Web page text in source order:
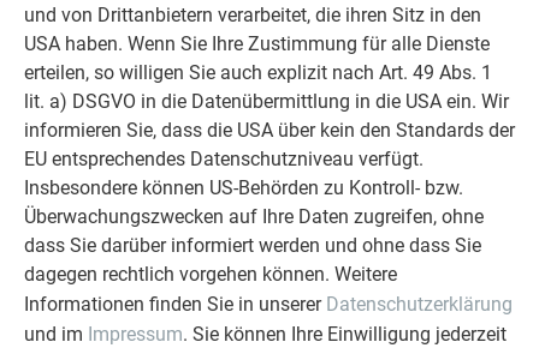
und von Drittanbietern verarbeitet, die ihren Sitz in den
USA haben. Wenn Sie Ihre Zustimmung für alle Dienste
erteilen, so willigen Sie auch explizit nach Art. 49 Abs. 1
lit. a) DSGVO in die Datenübermittlung in die USA ein. Wir
informieren Sie, dass die USA über kein den Standards der
EU entsprechendes Datenschutzniveau verfügt.
Insbesondere können US-Behörden zu Kontroll- bzw.
Überwachungszwecken auf Ihre Daten zugreifen, ohne
dass Sie darüber informiert werden und ohne dass Sie
dagegen rechtlich vorgehen können. Weitere
Informationen finden Sie in unserer Datenschutzerklärung
und im Impressum. Sie können Ihre Einwilligung jederzeit